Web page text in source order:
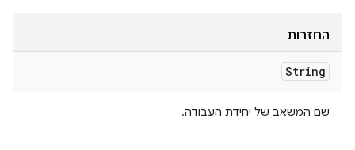
החזרות
String
שם המשאב של יחידת העבודה.